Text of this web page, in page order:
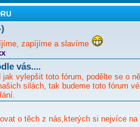
zapíjíme a slavíme
vás....
jak vylepšit toto fórum, podělte se o
silách, tak budeme toto fórum
o těch z nás,kterých si nejvíce na